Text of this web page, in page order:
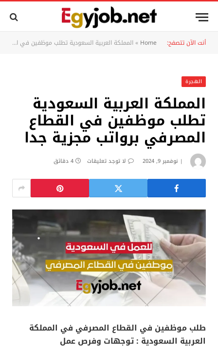
أنت الآن تتصفح: Home
»المملكة العربية السعودية تطلب موظفين في القطاع المصرفي برواتب مجزية جدا
الهجرة
المملكة العربية السعودية
تطلب موظفين في القطاع
المصرفي برواتب مجزية جدا
نوفمبر 9, 2024 لا توجد تعليقات 4 دقائق
طلب موظفين في القطاع المصرفي في المملكة
العربية السعودية : توجهات وفرص عمل